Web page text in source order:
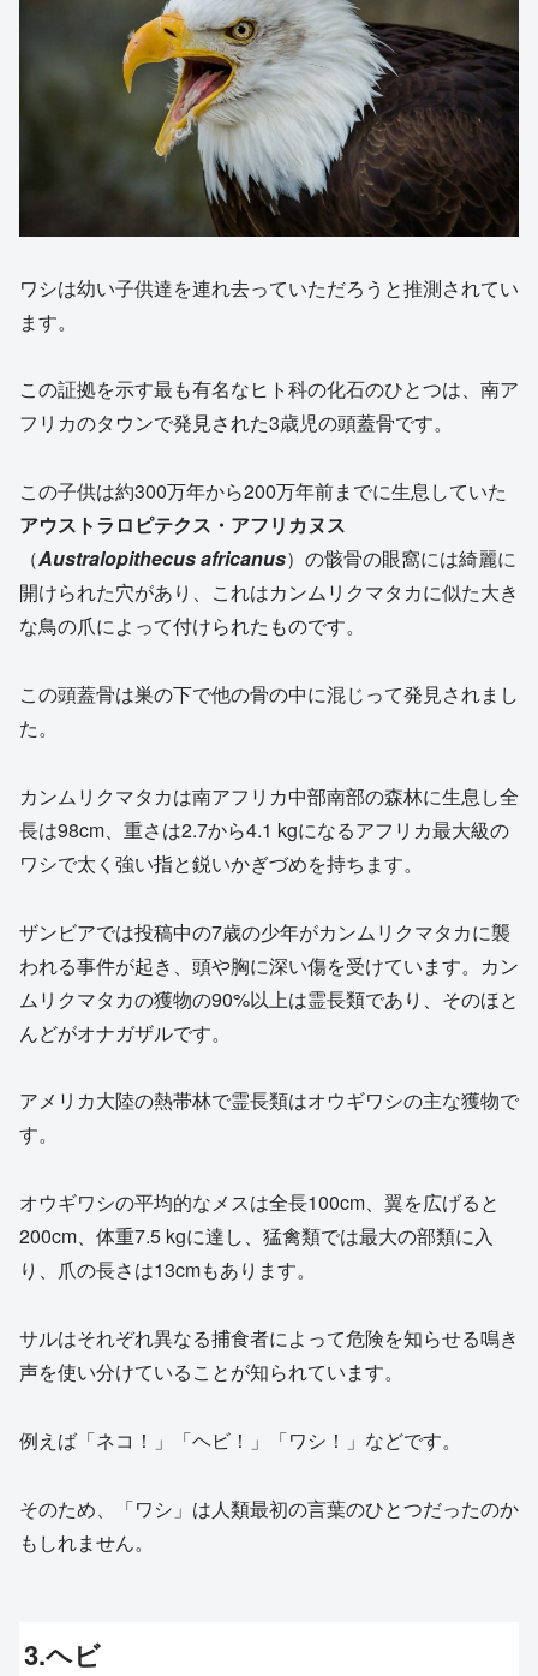
ワシは幼い子供達を連れ去っていただろうと推測されてい
ます。
この証拠を示す最も有名なヒト科の化石のひとつは、南ア
フリカのタウンで発見された3歳児の頭蓋骨です。
この子供は約300万年から200万年前までに生息していた
アウストラロピテクス・アフリカヌス
（Australopithecus africanus）の骸骨の眼窩には綺麗に
開けられた穴があり、これはカンムリクマタカに似た大き
な鳥の爪によって付けられたものです。
この頭蓋骨は巣の下で他の骨の中に混じって発見されまし
た。
カンムリクマタカは南アフリカ中部南部の森林に生息し全
長は98cm、重さは2.7から4.1 kgになるアフリカ最大級の
ワシで太く強い指と鋭いかぎづめを持ちます。
ザンビアでは投稿中の7歳の少年がカンムリクマタカに襲
われる事件が起き、頭や胸に深い傷を受けています。カン
ムリクマタカの獲物の90%以上は霊長類であり、そのほと
んどがオナガザルです。
アメリカ大陸の熱帯林で霊長類はオウギワシの主な獲物で
す。
オウギワシの平均的なメスは全長100cm、翼を広げると
200cm、体重7.5 kgに達し、猛禽類では最大の部類に入
り、爪の長さは13cmもあります。
サルはそれぞれ異なる捕食者によって危険を知らせる鳴き
声を使い分けていることが知られています。
例えば「ネコ！」「ヘビ！」「ワシ！」などです。
そのため、「ワシ」は人類最初の言葉のひとつだったのか
もしれません。
3.ヘビ